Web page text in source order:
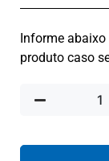
Informe
produto caso